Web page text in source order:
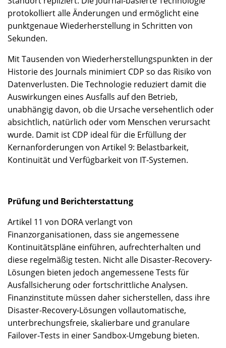
protokolliert alle Änderungen und ermöglicht eine
punktgenaue Wiederherstellung in Schritten von
Sekunden.
Mit Tausenden von Wiederherstellungspunkten in der
Historie des Journals minimiert CDP so das Risiko von
Datenverlusten. Die Technologie reduziert damit die
Auswirkungen eines Ausfalls auf den Betrieb,
unabhängig davon, ob die Ursache versehentlich oder
absichtlich, natürlich oder vom Menschen verursacht
wurde. Damit ist CDP ideal für die Erfüllung der
Kernanforderungen von Artikel 9: Belastbarkeit,
Kontinuität und Verfügbarkeit von IT-Systemen.
Prüfung und Berichterstattung
Artikel 11 von DORA verlangt von
Finanzorganisationen, dass sie angemessene
Kontinuitätspläne einführen, aufrechterhalten und
diese regelmäßig testen. Nicht alle Disaster-Recovery-
Lösungen bieten jedoch angemessene Tests für
Ausfallsicherung oder fortschrittliche Analysen.
Finanzinstitute müssen daher sicherstellen, dass ihre
Disaster-Recovery-Lösungen vollautomatische,
unterbrechungsfreie, skalierbare und granulare
Failover-Tests in einer Sandbox-Umgebung bieten.